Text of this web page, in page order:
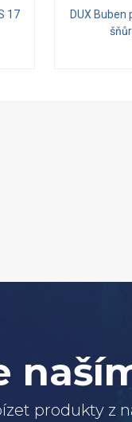
17
DUX Buben
produkty z